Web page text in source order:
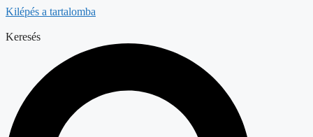
Kilépés a tartalomba
Keresés